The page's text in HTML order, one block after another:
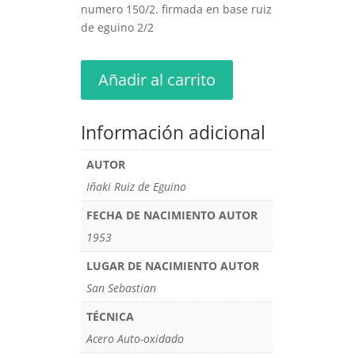
numero 150/2. firmada en base ruiz
de eguino 2/2
Añadir al carrito
Información adicional
AUTOR
Iñaki Ruiz de Eguino
FECHA DE NACIMIENTO AUTOR
1953
LUGAR DE NACIMIENTO AUTOR
San Sebastian
TÉCNICA
Acero Auto-oxidado